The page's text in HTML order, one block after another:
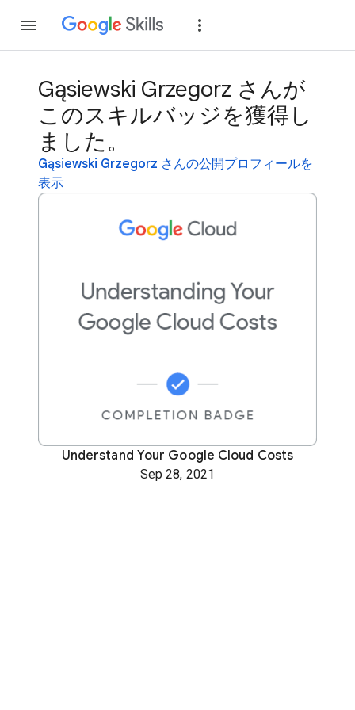
Gąsiewski Grzegorz さんが
このスキルバッジを獲得し
ました。
Gąsiewski Grzegorz さんの公開プロフィールを
表示